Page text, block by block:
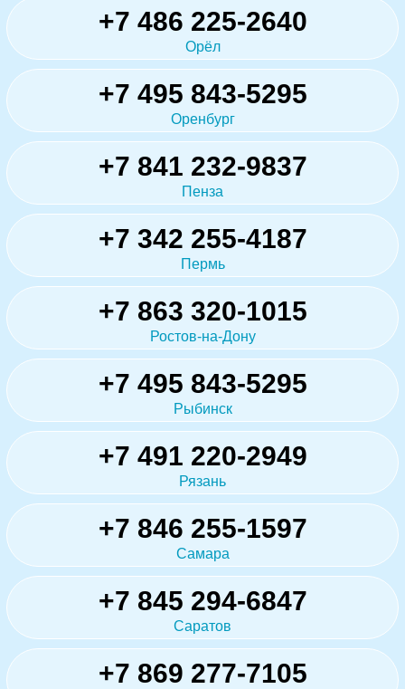
+7 486 225-2640
Орёл
+7 495 843-5295
Оренбург
+7 841 232-9837
Пенза
+7 342 255-4187
Пермь
+7 863 320-1015
Ростов-на-Дону
+7 495 843-5295
Рыбинск
+7 491 220-2949
Рязань
+7 846 255-1597
Самара
+7 845 294-6847
Саратов
+7 869 277-7105